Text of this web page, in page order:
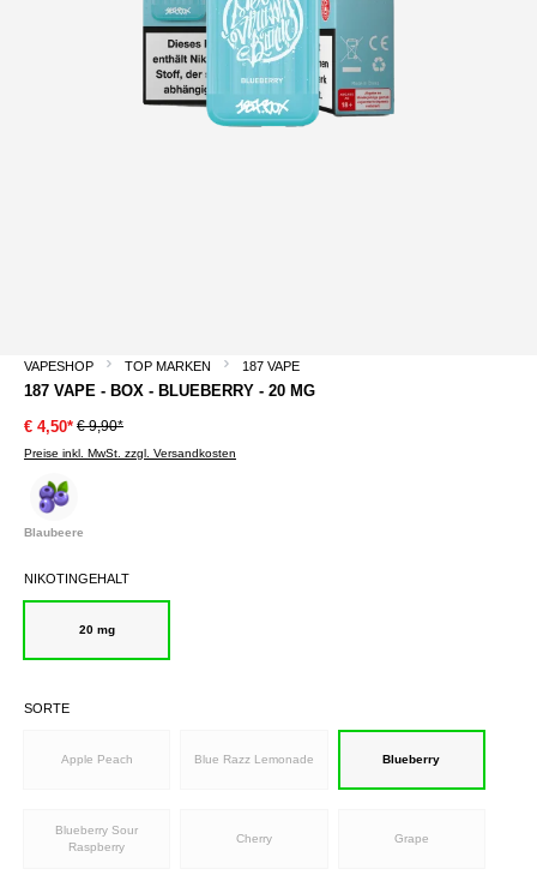
VAPESHOP TOP MARKEN 187 VAPE
187 VAPE - BOX - BLUEBERRY - 20 MG
€ 4,50* € 9,90*
Preise inkl. MwSt. zzgl. Versandkosten
Blaubeere
NIKOTINGEHALT
20 mg
SORTE
Apple Peach Blue Razz Lemonade Blueberry
Blueberry Sour
Raspberry
Cherry Grape